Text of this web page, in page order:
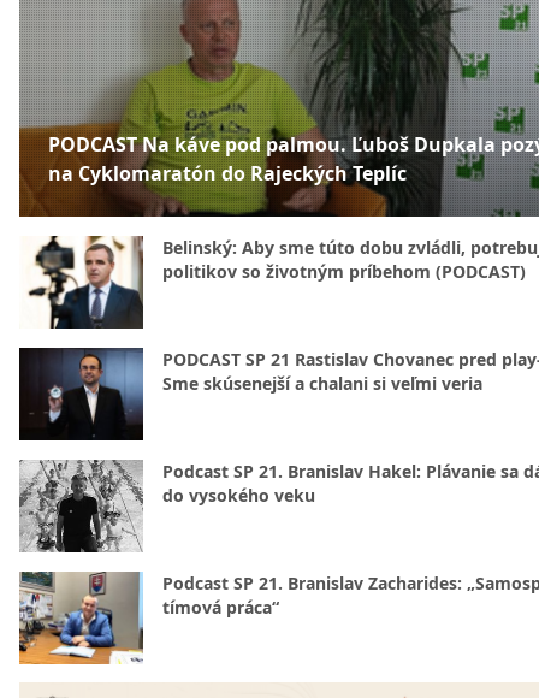
PODCAST Na káve pod palmou. Ľuboš Dupkala
na Cyklomaratón do Rajeckých Teplíc
Belinský: Aby sme túto dobu zvládli,
politikov so životným príbehom (PODCAST)
PODCAST SP 21 Rastislav Chovanec pred
Sme skúsenejší a chalani si veľmi veria
Podcast SP 21. Branislav Hakel: Plávanie sa
do vysokého veku
Podcast SP 21. Branislav Zacharides:
tímová práca“